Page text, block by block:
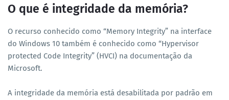
O que é integridade da memória?
O recurso conhecido como “Memory Integrity” na interface
do Windows 10 também é conhecido como “Hypervisor
protected Code Integrity” (HVCI) na documentação da
Microsoft.
A integridade da memória está desabilitada por padrão em